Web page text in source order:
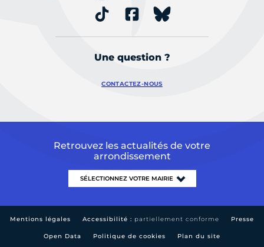
Une question ?
CONTACTEZ-NOUS
Retrouvez les actualités de votre
arrondissement
Mentions légales Accessibilité : partiellement conforme Presse
Open Data Politique de cookies Plan du site